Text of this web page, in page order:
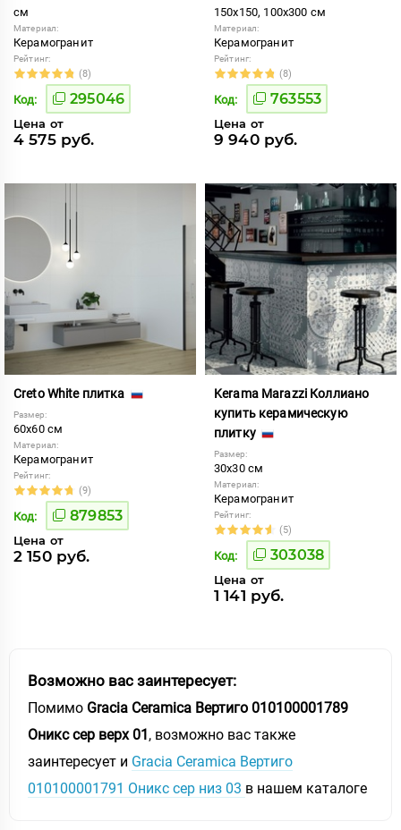
см
Материал:
Керамогранит
Рейтинг:
(8)
Код: 295046
Цена от
4 575 руб.
150x150, 100x300 см
Материал:
Керамогранит
Рейтинг:
(8)
Код: 763553
Цена от
9 940 руб.
Creto White плитка
Размер:
60x60 см
Материал:
Керамогранит
Рейтинг:
(9)
Код: 879853
Цена от
2 150 руб.
Kerama Marazzi Коллиано
купить керамическую
плитку
Размер:
30x30 см
Материал:
Керамогранит
Рейтинг:
(5)
Код: 303038
Цена от
1 141 руб.
Возможно вас заинтересует:
Помимо Gracia Ceramica Вертиго 010100001789
Оникс сер верх 01, возможно вас также
заинтересует и Gracia Ceramica Вертиго
010100001791 Оникс сер низ 03 в нашем каталоге